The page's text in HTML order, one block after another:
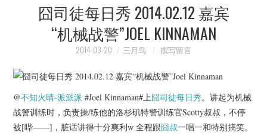
映像快讯
海报剧照
脱口秀
囧司徒每日秀 2014.02.12 嘉宾
“机械战警”JOEL KINNAMAN
2014-03-20 三月鸟 撰写留言
@不知火晴-派派派 #Joel Kinnaman#上囧司徒每日秀。讲起为机械
战警训练时，负责操/练他的洛杉矶特警训练官Scotty叔叔，不停
被[哔——]，脏话讲得十分爽利w 全程跟囧叔一唱一和特别搞笑。